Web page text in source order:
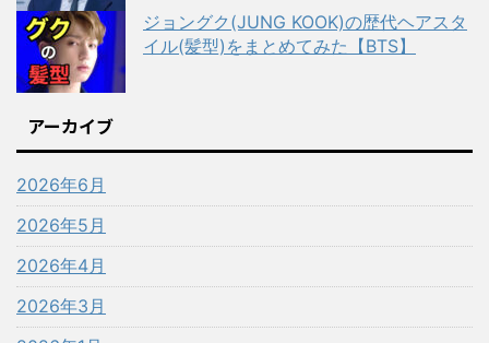
ジョングク(JUNG KOOK)の歴代ヘアスタ
イル(髪型)をまとめてみた【BTS】
アーカイブ
2026年6月
2026年5月
2026年4月
2026年3月